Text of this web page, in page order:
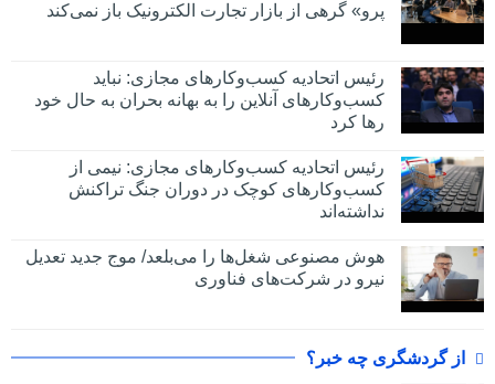
پرو» گرهی از بازار تجارت الکترونیک باز نمی‌کند
رئیس اتحادیه کسب‌وکارهای مجازی: نباید
کسب‌وکارهای آنلاین را به بهانه بحران به حال خود
رها کرد
رئیس اتحادیه کسب‌وکارهای مجازی: نیمی از
کسب‌وکارهای کوچک در دوران جنگ‌ تراکنش
نداشته‌اند
هوش مصنوعی شغل‌ها را می‌بلعد/ موج جدید تعدیل
نیرو در شرکت‌های فناوری
از گردشگری چه خبر؟